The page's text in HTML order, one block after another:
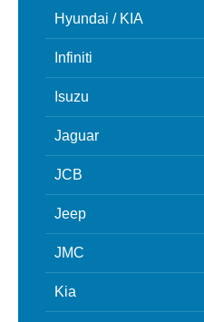
Hyundai / KIA
Infiniti
Isuzu
Jaguar
JCB
Jeep
JMC
Kia